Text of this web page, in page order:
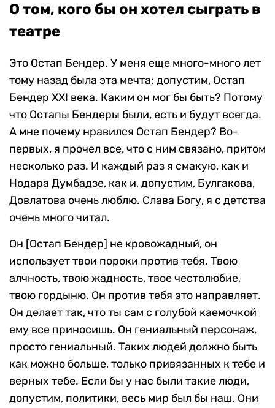
О том, кого бы он хотел сыграть в
театре
Это Остап Бендер. У меня еще много-много лет
тому назад была эта мечта: допустим, Остап
Бендер XXI века. Каким он мог бы быть? Потому
что Остапы Бендеры были, есть и будут всегда.
А мне почему нравился Остап Бендер? Во-
первых, я прочел все, что с ним связано, притом
несколько раз. И каждый раз я смакую, как и
Нодара Думбадзе, как и, допустим, Булгакова,
Довлатова очень люблю. Слава Богу, я с детства
очень много читал.
Он [Остап Бендер] не кровожадный, он
использует твои пороки против тебя. Твою
алчность, твою жадность, твое честолюбие,
твою гордыню. Он против тебя это направляет.
Он делает так, что ты сам с голубой каемочкой
ему все приносишь. Он гениальный персонаж,
просто гениальный. Таких людей должно быть
как можно больше, только привязанных к тебе и
верных тебе. Если бы у нас были такие люди,
допустим, политики, весь мир был бы наш. Они